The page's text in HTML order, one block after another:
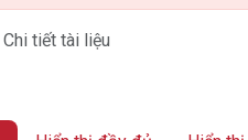
Chi tiết tài liệu